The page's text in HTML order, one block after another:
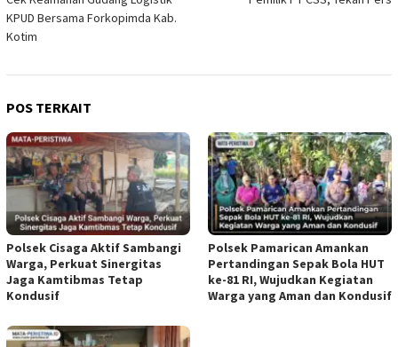
KPUD Bersama Forkopimda Kab.
Kotim
POS TERKAIT
Polsek Cisaga Aktif Sambangi
Warga, Perkuat Sinergitas
Jaga Kamtibmas Tetap
Kondusif
Polsek Pamarican Amankan
Pertandingan Sepak Bola HUT
ke-81 RI, Wujudkan Kegiatan
Warga yang Aman dan Kondusif